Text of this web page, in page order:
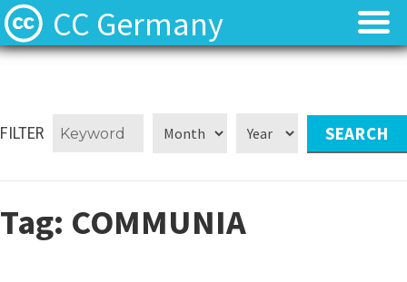
CC Germany
⬈ Lizenzen
⬈ Lizenzen
FILTER
Tag: COMMUNIA